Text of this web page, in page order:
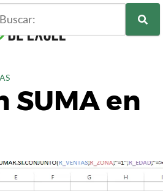
SUMA en